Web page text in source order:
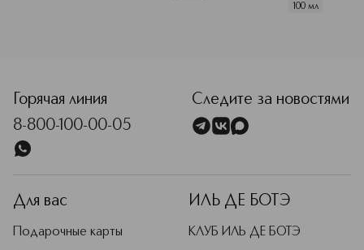
100 мл
Горячая линия
8-800-100-00-05
Следите за новостями
Для вас
Подарочные карты
ИЛЬ ДЕ БОТЭ
КЛУБ ИЛЬ ДЕ БОТЭ